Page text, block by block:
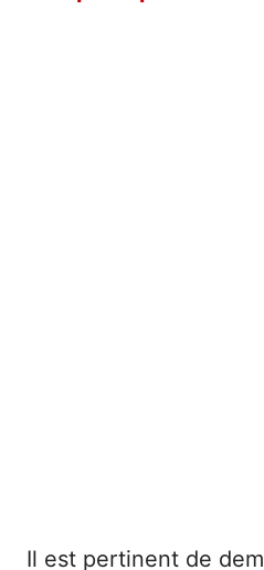
Il est pertinent de